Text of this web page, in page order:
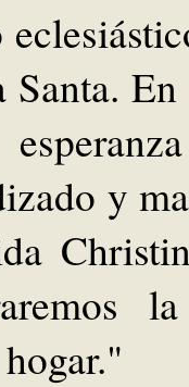
Santa.
y